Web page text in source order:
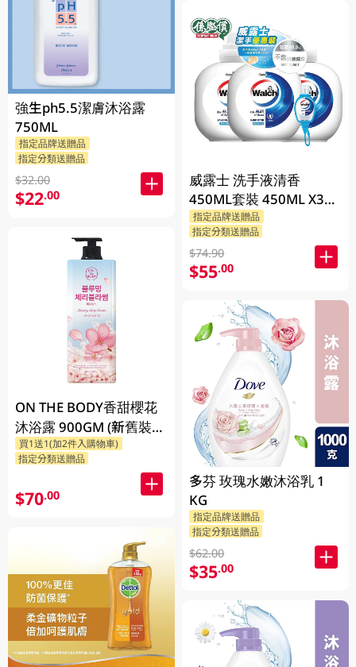
強生ph5.5潔膚沐浴露
750ML
指定品牌送贈品
指定分類送贈品
$32.00
$22.00
ON THE BODY香甜櫻花
沐浴露 900GM (新舊裝隨
機發貨)
買1送1(加2件入購物車)
指定分類送贈品
$70.00
威露士 洗手液清香
450ML套裝 450ML X3
BP
指定品牌送贈品
指定分類送贈品
$74.90
$55.00
多芬 玫瑰水嫩沐浴乳 1
KG
指定品牌送贈品
指定分類送贈品
$62.00
$35.00